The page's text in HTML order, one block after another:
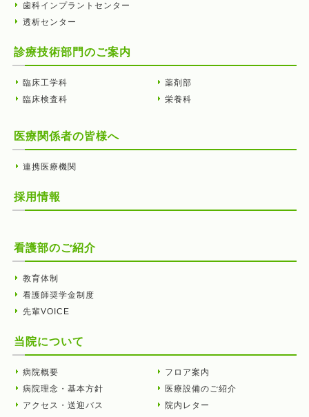
歯科インプラントセンター
透析センター
診療技術部門のご案内
臨床工学科
臨床検査科
薬剤部
栄養科
医療関係者の皆様へ
連携医療機関
採用情報
看護部のご紹介
教育体制
看護師奨学金制度
先輩VOICE
当院について
病院概要
病院理念・基本方針
アクセス・送迎バス
フロア案内
医療設備のご紹介
院内レター